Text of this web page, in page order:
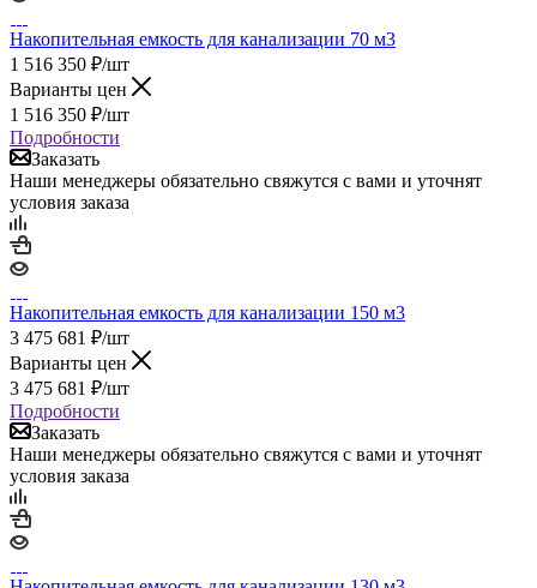
Накопительная емкость для канализации 70 м3
1 516 350 ₽/шт
Варианты цен
1 516 350 ₽/шт
Подробности
Заказать
Наши менеджеры обязательно свяжутся с вами и уточнят
условия заказа
Накопительная емкость для канализации 150 м3
3 475 681 ₽/шт
Варианты цен
3 475 681 ₽/шт
Подробности
Заказать
Наши менеджеры обязательно свяжутся с вами и уточнят
условия заказа